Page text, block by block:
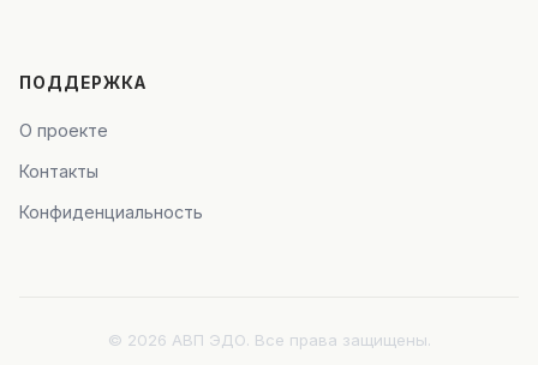
ПОДДЕРЖКА
О проекте
Контакты
Конфиденциальность
© 2026 АВП ЭДО. Все права защищены.